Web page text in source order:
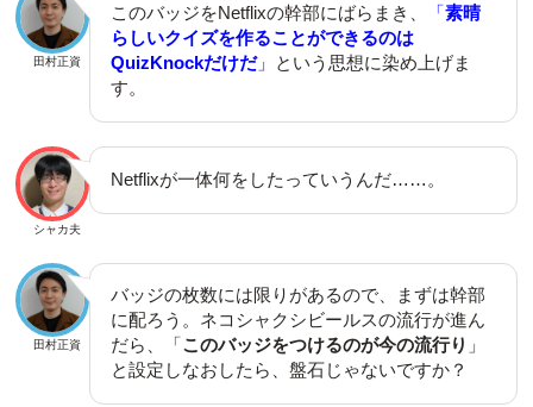
田村正資
このバッジをNetflixの幹部にばらまき、 「素晴
らしいクイズを作ることができるのは
QuizKnockだけだ」
という思想に染め上げま
す。
シャカ夫
Netflixが一体何をしたっていうんだ……。
田村正資
バッジの枚数には限りがあるので、まずは幹部
に配ろう。ネコシャクシビールスの流行が進ん
だら、「 このバッジをつけるのが今の流行り 」
と設定しなおしたら、盤石じゃないですか？